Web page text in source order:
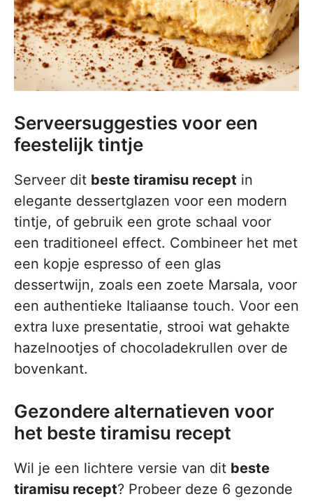
Serveersuggesties voor een
feestelijk tintje
Serveer dit beste tiramisu recept in
elegante dessertglazen voor een modern
tintje, of gebruik een grote schaal voor
een traditioneel effect. Combineer het met
een kopje espresso of een glas
dessertwijn, zoals een zoete Marsala, voor
een authentieke Italiaanse touch. Voor een
extra luxe presentatie, strooi wat gehakte
hazelnootjes of chocoladekrullen over de
bovenkant.
Gezondere alternatieven voor
het beste tiramisu recept
Wil je een lichtere versie van dit beste
tiramisu recept? Probeer deze 6 gezonde